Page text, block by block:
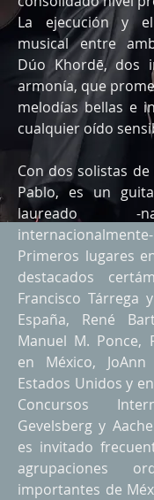
La ejecución y
musical entre
Dúo Khordē, dos
armonía, que
melodías bellas e
cualquier oído
Con dos solistas
Pablo, es un
laureado -
Primeros lugares
destacados
Francisco Tárrega
España, René
Manuel M. Ponce,
en México,
Estados Unidos y
Concursos
Gevelsberg y
es invitado
agrupaciones
importantes de